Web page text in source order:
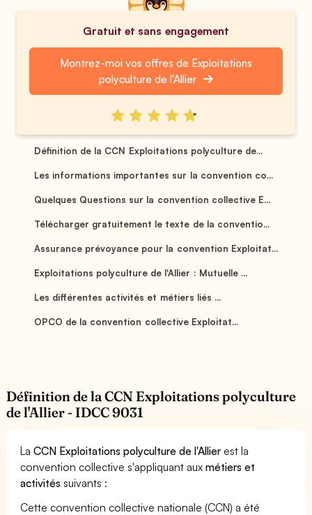
Gratuit et sans engagement
Montrez-moi vos offres de Exploitations
polyculture de l'Allier
Définition de la CCN Exploitations polyculture de...
Les informations importantes sur la convention co...
Quelques Questions sur la convention collective E...
Télécharger gratuitement le texte de la conventio...
Assurance prévoyance pour la convention Exploitat...
Exploitations polyculture de l'Allier : Mutuelle ...
Les différentes activités et métiers liés ...
OPCO de la convention collective Exploitat...
Définition de la CCN Exploitations polyculture
de l'Allier - IDCC 9031
LaCCN Exploitations polyculture de l'Allier est la
convention collective s'appliquant auxmétiers et
activités suivants :
Cette convention collective nationale (CCN) a été